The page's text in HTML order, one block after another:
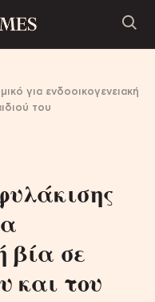
για ενδοοικογενειακή
του
βία σε
και του